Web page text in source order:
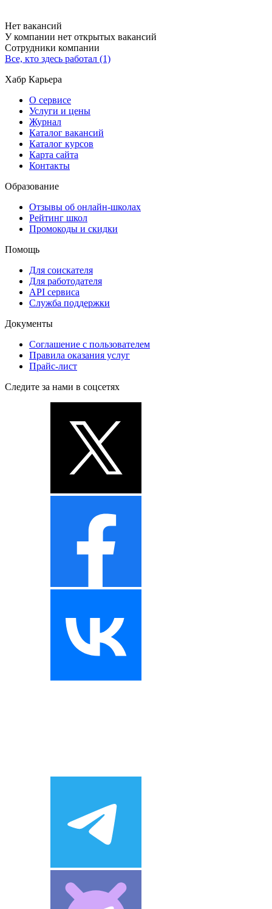
Нет вакансий
У компании нет открытых вакансий
Сотрудники компании
Все, кто здесь работал (1)
Хабр Карьера
О сервисе
Услуги и цены
Журнал
Каталог вакансий
Каталог курсов
Карта сайта
Контакты
Образование
Отзывы об онлайн-школах
Рейтинг школ
Промокоды и скидки
Помощь
Для соискателя
Для работодателя
API сервиса
Служба поддержки
Документы
Соглашение с пользователем
Правила оказания услуг
Прайс-лист
Следите за нами в соцсетях